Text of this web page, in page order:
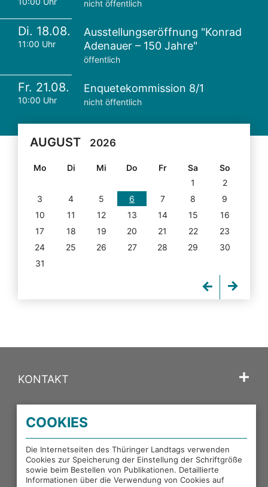
nicht öffentlich
Di. 18.08.
11:00 Uhr
Ausstellungseröffnung "Konrad
Adenauer – 150 Jahre"
öffentlich
Fr. 21.08.
10:00 Uhr
Enquetekommission 8/1
nicht öffentlich
AUGUST 2026
Mo Di Mi Do Fr Sa
So
1
2
3
4 5 6 7 8
9
10
11 12 13 14 15
16
17
18 19 20 21 22
23
24
25 26 27 28 29
30
31
KONTAKT
PORTALE DES THÜRINGER LANDTAGS
EXTERNE LINKS
COOKIES
Die Internetseiten des Thüringer Landtags verwenden
Cookies zur Speicherung der Einstellung der Schriftgröße
sowie beim Bestellen von Publikationen. Detaillierte
Informationen über die Verwendung von Cookies auf